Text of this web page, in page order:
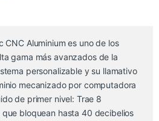
CNC Aluminium es uno de los
gama más avanzados de la
personalizable y su llamativo
mecanizado por computadora
de primer nivel: Trae 8
bloquean hasta 40 decibelios